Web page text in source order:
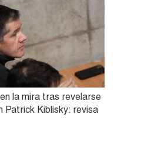
la mira tras revelarse
Patrick Kiblisky: revisa